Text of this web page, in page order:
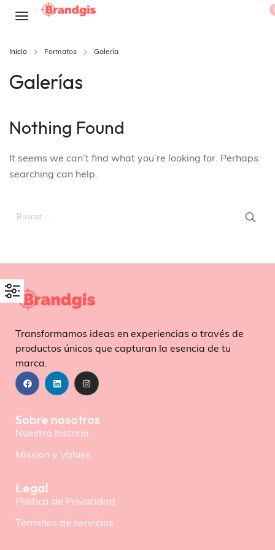
Inicio Formatos Galería
Galerías
Nothing Found
It seems we can’t find what you’re looking for. Perhaps
searching can help.
Transformamos ideas en experiencias a través de
productos únicos que capturan la esencia de tu
marca.
Sobre nosotros
Nuestra historia
Mission y Values
Legal
Politica de Privacidad
Terminos de servicios